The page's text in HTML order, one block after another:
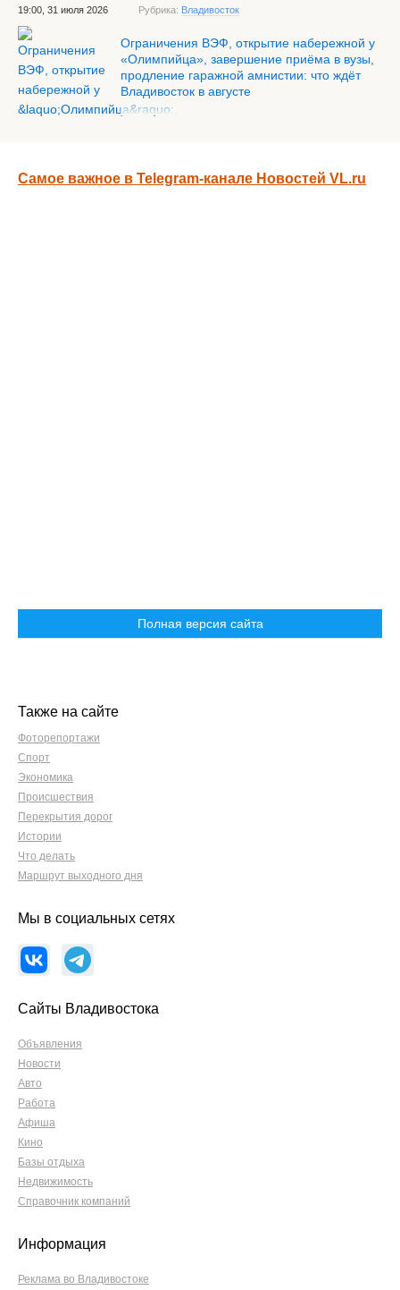
19:00, 31 июля 2026 Рубрика: Владивосток
Ограничения ВЭФ, открытие набережной у
«Олимпийца», завершение приёма в вузы,
продление гаражной амнистии: что ждёт
Владивосток в августе
Самое важное в Telegram-канале Новостей VL.ru
Полная версия сайта
Также на сайте
Фоторепортажи
Спорт
Экономика
Происшествия
Перекрытия дорог
Истории
Что делать
Маршрут выходного дня
Мы в социальных сетях
Сайты Владивостока
Объявления
Новости
Авто
Работа
Афиша
Кино
Базы отдыха
Недвижимость
Справочник компаний
Информация
Реклама во Владивостоке